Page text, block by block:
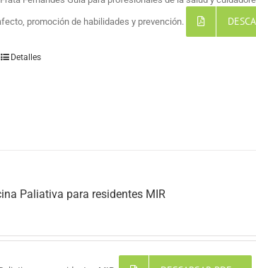
promoción de habilidades y prevención.
Detalles
Paliativa para residentes MIR